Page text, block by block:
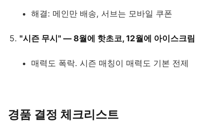
해결: 메인만 배송, 서브는 모바일 쿠폰
"시즌 무시" — 8월에 핫초코, 12월에 아이스크림
매력도 폭락. 시즌 매칭이 매력도 기본 전제
경품 결정 체크리스트